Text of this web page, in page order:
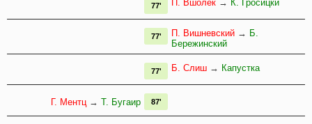
П. Вшолек → К. Гросицки
77'
П. Вишневский → Б.
Бережинский
77'
Б. Слиш → Капустка
77'
Г. Ментц→ Т. Бугаир 87'